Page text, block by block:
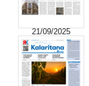
21/09/2025